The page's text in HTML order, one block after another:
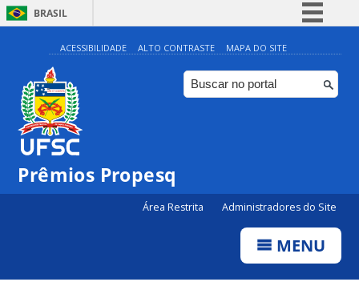
BRASIL
Simplifique!
Comunica BR
Participe
ACESSIBILIDADE ALTO CONTRASTE MAPA DO SITE
Prêmios Propesq
Área Restrita Administradores do Site
MENU